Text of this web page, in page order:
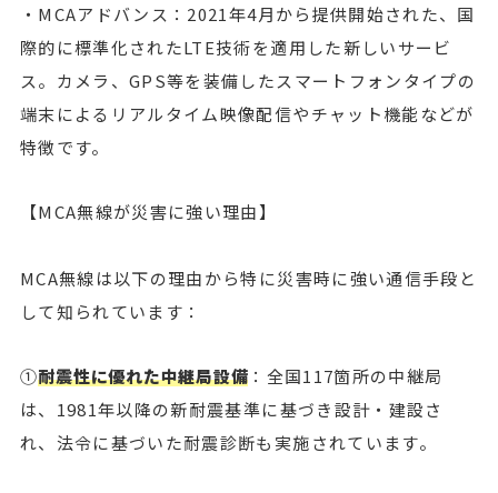
・MCAアドバンス：2021年4月から提供開始された、国
際的に標準化されたLTE技術を適用した新しいサービ
ス。カメラ、GPS等を装備したスマートフォンタイプの
端末によるリアルタイム映像配信やチャット機能などが
特徴です。
【MCA無線が災害に強い理由】
MCA無線は以下の理由から特に災害時に強い通信手段と
して知られています：
①耐震性に優れた中継局設備 ：全国117箇所の中継局
は、1981年以降の新耐震基準に基づき設計・建設さ
れ、法令に基づいた耐震診断も実施されています。